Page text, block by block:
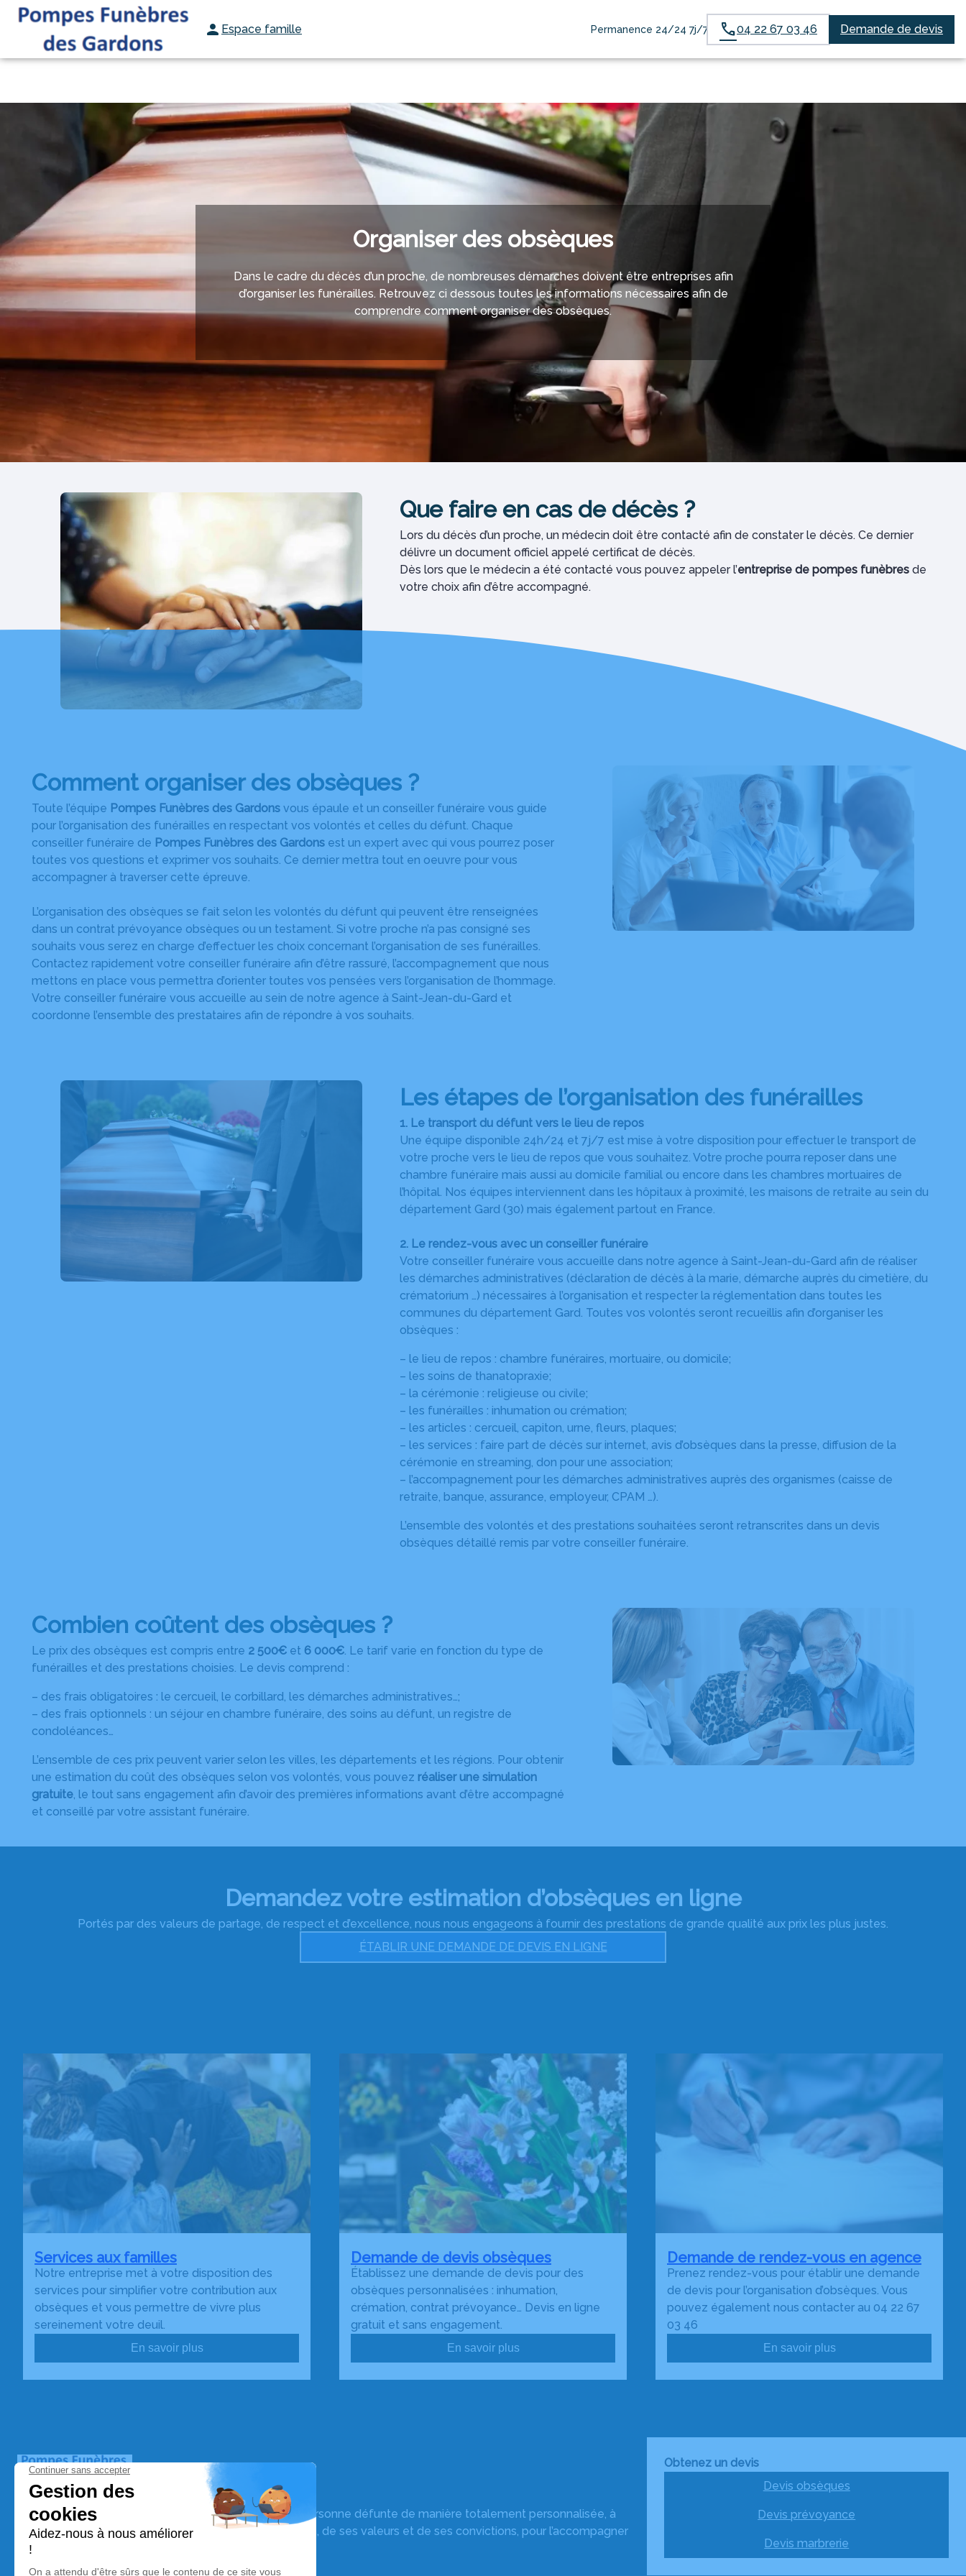
Aller
contenu
Espace famille Permanence 24/24 7j/7 04 22 67 03 46 Demande de devis
ORGANISER DES OBSÈQUES PRÉVOIR SES OBSÈQUESMONUMENTS FUNÉRAIRES SERVICES AUX FAMILLESESPACES HOMMAGES
Organiser des obsèques
Dans le cadre du décès d’un proche, de nombreuses démarches doivent être entreprises afin
d’organiser les funérailles. Retrouvez ci dessous toutes les informations nécessaires afin de
comprendre comment organiser des obsèques.
Que faire en cas de décès ?
Lors du décès d’un proche, un médecin doit être contacté afin de constater le décès. Ce dernier
délivre un document officiel appelé certificat de décès.
Dès lors que le médecin a été contacté vous pouvez appeler l’entreprise de pompes funèbres de
votre choix afin d’être accompagné.
Comment organiser des obsèques ?
Toute l’équipe Pompes Funèbres des Gardons vous épaule et un conseiller funéraire vous guide
pour l’organisation des funérailles en respectant vos volontés et celles du défunt. Chaque
conseiller funéraire de Pompes Funèbres des Gardons est un expert avec qui vous pourrez poser
toutes vos questions et exprimer vos souhaits. Ce dernier mettra tout en oeuvre pour vous
accompagner à traverser cette épreuve.
L’organisation des obsèques se fait selon les volontés du défunt qui peuvent être renseignées
dans un contrat prévoyance obsèques ou un testament. Si votre proche n’a pas consigné ses
souhaits vous serez en charge d’effectuer les choix concernant l’organisation de ses funérailles.
Contactez rapidement votre conseiller funéraire afin d’être rassuré, l’accompagnement que nous
mettons en place vous permettra d’orienter toutes vos pensées vers l’organisation de l’hommage.
Votre conseiller funéraire vous accueille au sein de notre agence à Saint-Jean-du-Gard et
coordonne l’ensemble des prestataires afin de répondre à vos souhaits.
Les étapes de l’organisation des funérailles
1. Le transport du défunt vers le lieu de repos
Une équipe disponible 24h/24 et 7j/7 est mise à votre disposition pour effectuer le transport de
votre proche vers le lieu de repos que vous souhaitez. Votre proche pourra reposer dans une
chambre funéraire mais aussi au domicile familial ou encore dans les chambres mortuaires de
l’hôpital. Nos équipes interviennent dans les hôpitaux à proximité, les maisons de retraite au sein du
département Gard (30) mais également partout en France.
2. Le rendez-vous avec un conseiller funéraire
Votre conseiller funéraire vous accueille dans notre agence à Saint-Jean-du-Gard afin de réaliser
les démarches administratives (déclaration de décès à la marie, démarche auprès du cimetière, du
crématorium …) nécessaires à l’organisation et respecter la réglementation dans toutes les
communes du département Gard. Toutes vos volontés seront recueillis afin d’organiser les
obsèques :
– le lieu de repos : chambre funéraires, mortuaire, ou domicile;
– les soins de thanatopraxie;
– la cérémonie : religieuse ou civile;
– les funérailles : inhumation ou crémation;
– les articles : cercueil, capiton, urne, fleurs, plaques;
– les services : faire part de décès sur internet, avis d’obsèques dans la presse, diffusion de la
cérémonie en streaming, don pour une association;
– l’accompagnement pour les démarches administratives auprès des organismes (caisse de
retraite, banque, assurance, employeur, CPAM …).
L’ensemble des volontés et des prestations souhaitées seront retranscrites dans un devis
obsèques détaillé remis par votre conseiller funéraire.
Combien coûtent des obsèques ?
Le prix des obsèques est compris entre 2 500€ et 6 000€. Le tarif varie en fonction du type de
funérailles et des prestations choisies. Le devis comprend :
– des frais obligatoires : le cercueil, le corbillard, les démarches administratives…;
– des frais optionnels : un séjour en chambre funéraire, des soins au défunt, un registre de
condoléances…
L’ensemble de ces prix peuvent varier selon les villes, les départements et les régions. Pour obtenir
une estimation du coût des obsèques selon vos volontés, vous pouvez réaliser une simulation
gratuite, le tout sans engagement afin d’avoir des premières informations avant d’être accompagné
et conseillé par votre assistant funéraire.
Demandez votre estimation d’obsèques en ligne
Portés par des valeurs de partage, de respect et d’excellence, nous nous engageons à fournir des prestations de grande qualité aux prix les plus justes.
ÉTABLIR UNE DEMANDE DE DEVIS EN LIGNE
Services aux familles
Notre entreprise met à votre disposition des
services pour simplifier votre contribution aux
obsèques et vous permettre de vivre plus
sereinement votre deuil.
En savoir plus
Demande de devis obsèques
Établissez une demande de devis pour des
obsèques personnalisées : inhumation,
crémation, contrat prévoyance… Devis en ligne
gratuit et sans engagement.
En savoir plus
Demande de rendez-vous en agence
Prenez rendez-vous pour établir une demande
de devis pour l’organisation d’obsèques. Vous
pouvez également nous contacter au 04 22 67
03 46
En savoir plus
Pompes Funèbres des Gardons
Nos équipes vous aident à honorer la mémoire de la personne défunte de manière totalement personnalisée, à
perpétuer son souvenir dans le respect de ses volontés, de ses valeurs et de ses convictions, pour l’accompagner
avec dignité dans son dernier voyage.
Obtenez un devis
Devis obsèques
Devis prévoyance
Devis marbrerie